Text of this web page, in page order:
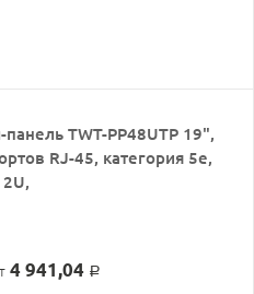
панель TWT-PP48UTP 19",
RJ-45, категория 5e,
2U,
4 941,04 Р